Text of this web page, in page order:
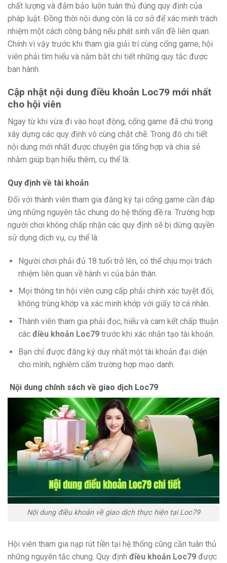
chất lượng và đảm bảo luôn tuân thủ đúng quy định của
pháp luật. Đồng thời nội dung còn là cơ sở để xác minh trách
nhiệm một cách công bằng nếu phát sinh vấn đề liên quan.
Chính vì vậy trước khi tham gia giải trí cùng cổng game, hội
viên phải tìm hiểu và nắm bắt chi tiết những quy tắc được
ban hành.
Cập nhật nội dung điều khoản Loc79 mới nhất
cho hội viên
Ngay từ khi vừa đi vào hoạt động, cổng game đã chú trọng
xây dựng các quy định vô cùng chặt chẽ. Trong đó chi tiết
nội dung mới nhất được chuyên gia tổng hợp và chia sẻ
nhằm giúp bạn hiểu thêm, cụ thể là:
Quy định về tài khoản
Đối với thành viên tham gia đăng ký tại cổng game cần đáp
ứng những nguyên tắc chung do hệ thống đề ra. Trường hợp
người chơi không chấp nhận các quy định sẽ bị dừng quyền
sử dụng dịch vụ, cụ thể là:
Người chơi phải đủ 18 tuổi trở lên, có thể chịu mọi trách
nhiệm liên quan về hành vi của bản thân.
Mọi thông tin hội viên cung cấp phải chính xác tuyệt đối,
không trùng khớp và xác minh khớp với giấy tờ cá nhân.
Thành viên tham gia phải đọc, hiểu và cam kết chấp thuận
các điều khoản Loc79trước khi xác nhận tạo tài khoản.
Bạn chỉ được đăng ký duy nhất một tài khoản đại diện
cho mình, nghiêm cấm trường hợp mạo danh.
Nội dung chính sách về giao dịch Loc79
Nội dung điều khoản về giao dịch thực hiện tại Loc79
Hội viên tham gia nạp rút tiền tại hệ thống cũng cần tuân thủ
những nguyên tắc chung. Quy định điều khoản Loc79 được